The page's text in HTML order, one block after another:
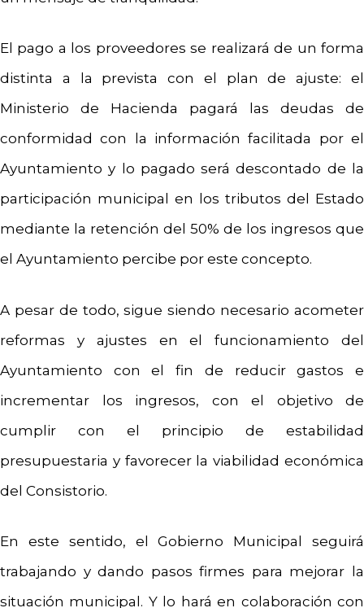
El pago a los proveedores se realizará de un forma
distinta a la prevista con el plan de ajuste: el
Ministerio de Hacienda pagará las deudas de
conformidad con la información facilitada por el
Ayuntamiento y lo pagado será descontado de la
participación municipal en los tributos del Estado
mediante la retención del 50% de los ingresos que
el Ayuntamiento percibe por este concepto.
A pesar de todo, sigue siendo necesario acometer
reformas y ajustes en el funcionamiento del
Ayuntamiento con el fin de reducir gastos e
incrementar los ingresos, con el objetivo de
cumplir con el principio de estabilidad
presupuestaria y favorecer la viabilidad económica
del Consistorio.
En este sentido, el Gobierno Municipal seguirá
trabajando y dando pasos firmes para mejorar la
situación municipal. Y lo hará en colaboración con